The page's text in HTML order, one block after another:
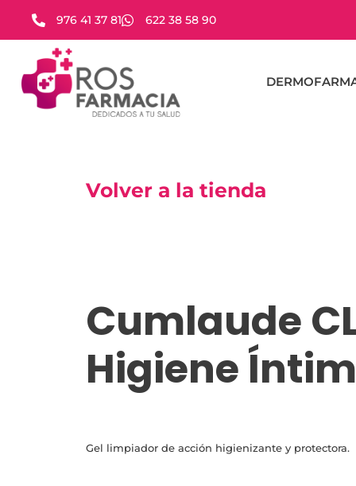
976 41 37 81 622 38 58 90
Volver a la tienda
Cumlaude
Higiene
Gel limpiador de acción higienizante y protectora.